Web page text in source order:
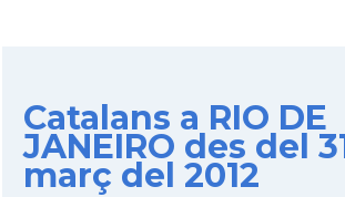
Catalans a RIO DE
JANEIRO des del
març del 2012